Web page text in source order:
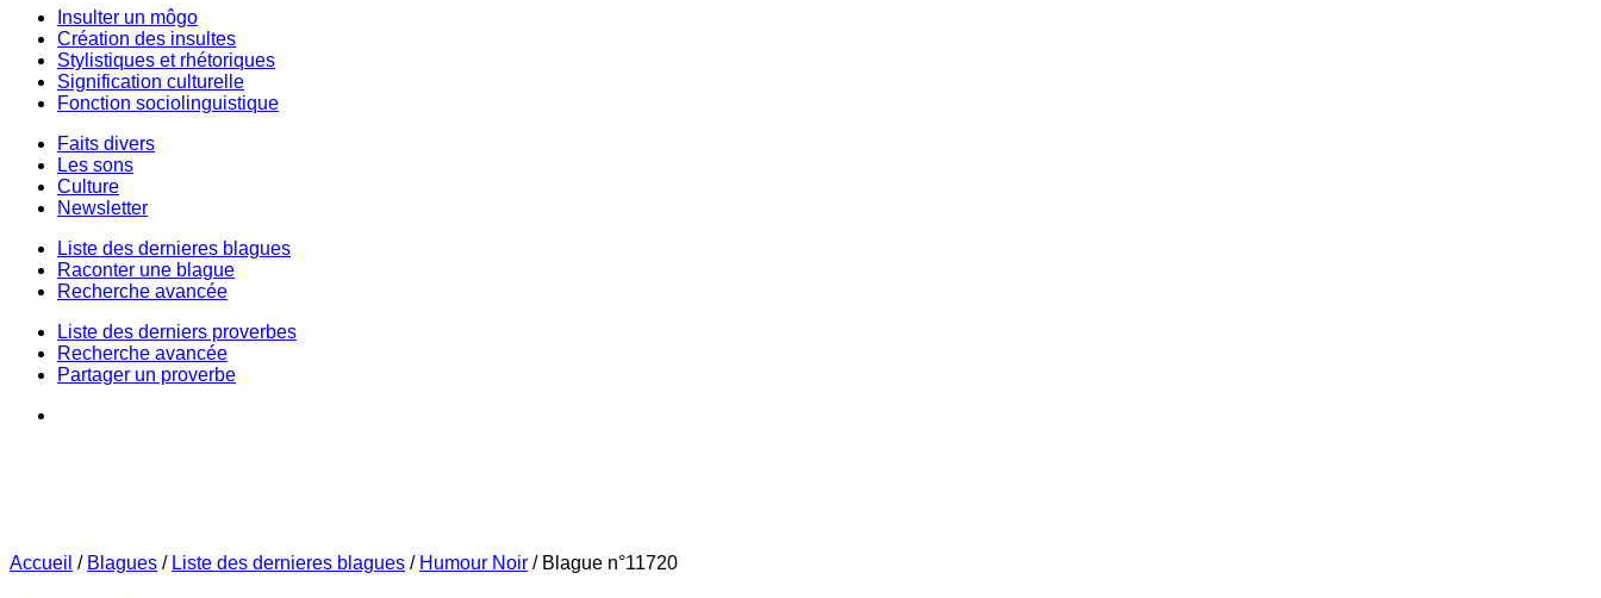
Insulter un môgo
Création des insultes
Stylistiques et rhétoriques
Signification culturelle
Fonction sociolinguistique
Faits divers
Les sons
Culture
Newsletter
Liste des dernieres blagues
Raconter une blague
Recherche avancée
Liste des derniers proverbes
Recherche avancée
Partager un proverbe
Accueil / Blagues / Liste des dernieres blagues / Humour Noir / Blague n°11720